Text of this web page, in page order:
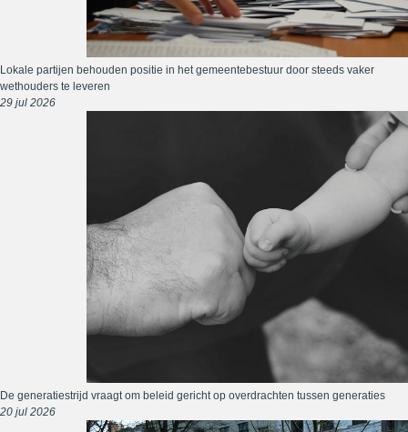
Lokale partijen behouden positie in het gemeentebestuur door steeds vaker
wethouders te leveren
29 jul 2026
De generatiestrijd vraagt om beleid gericht op overdrachten tussen generaties
20 jul 2026